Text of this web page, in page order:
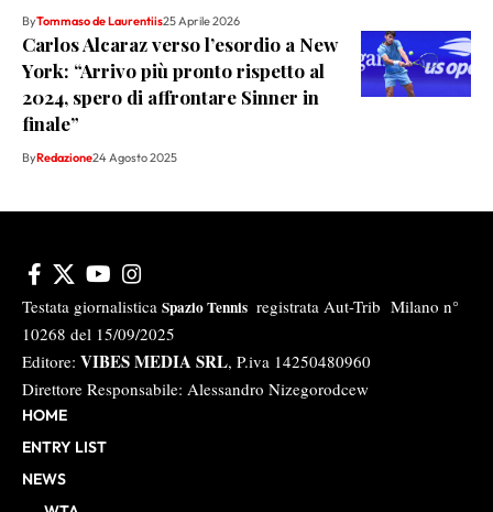
ByTommaso de Laurentiis25 Aprile 2026
Carlos Alcaraz verso l’esordio a New
York: “Arrivo più pronto rispetto al
2024, spero di affrontare Sinner in
finale”
ByRedazione24 Agosto 2025
Testata giornalistica Spazio Tennis registrata Aut-Trib Milano n°
10268 del 15/09/2025
Editore: VIBES MEDIA SRL, P.iva 14250480960
Direttore Responsabile: Alessandro Nizegorodcew
HOME
ENTRY LIST
NEWS